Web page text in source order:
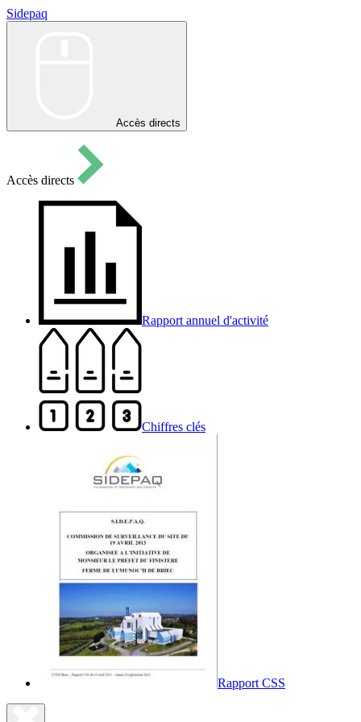
Sidepaq
Accès directs
Accès directs
Rapport annuel d'activité
Chiffres clés
Rapport CSS